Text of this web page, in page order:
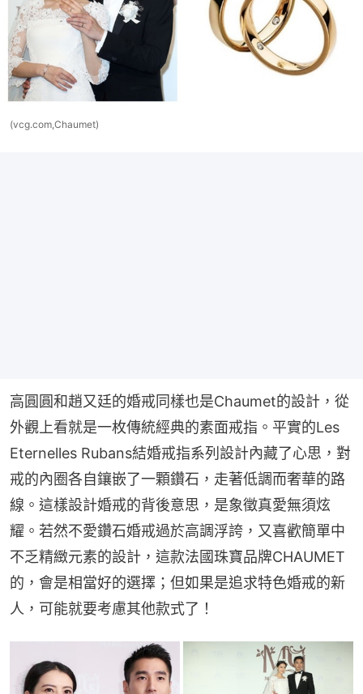
(vcg.com,Chaumet)
高圓圓和趙又廷的婚戒同樣也是Chaumet的設計，從
外觀上看就是一枚傳統經典的素面戒指。平實的Les
Eternelles Rubans結婚戒指系列設計內藏了心思，對
戒的內圈各自鑲嵌了一顆鑽石，走著低調而奢華的路
線。這樣設計婚戒的背後意思，是象徵真愛無須炫
耀。若然不愛鑽石婚戒過於高調浮誇，又喜歡簡單中
不乏精緻元素的設計，這款法國珠寶品牌CHAUMET
的，會是相當好的選擇；但如果是追求特色婚戒的新
人，可能就要考慮其他款式了！